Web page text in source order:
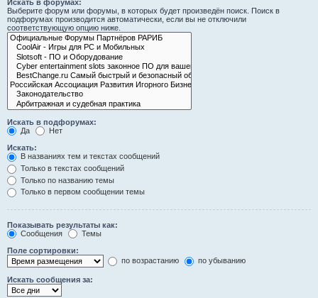
Искать в форумах:
Выберите форум или форумы, в которых будет произведён поиск. Поиск в
подфорумах производится автоматически, если вы не отключили
соответствующую опцию ниже.
Искать в подфорумах:
Да
Нет
Искать:
В названиях тем и текстах сообщений
Только в текстах сообщений
Только по названию темы
Только в первом сообщении темы
Показывать результаты как:
Сообщения
Темы
Поле сортировки:
по возрастанию
по убыванию
Искать сообщения за: